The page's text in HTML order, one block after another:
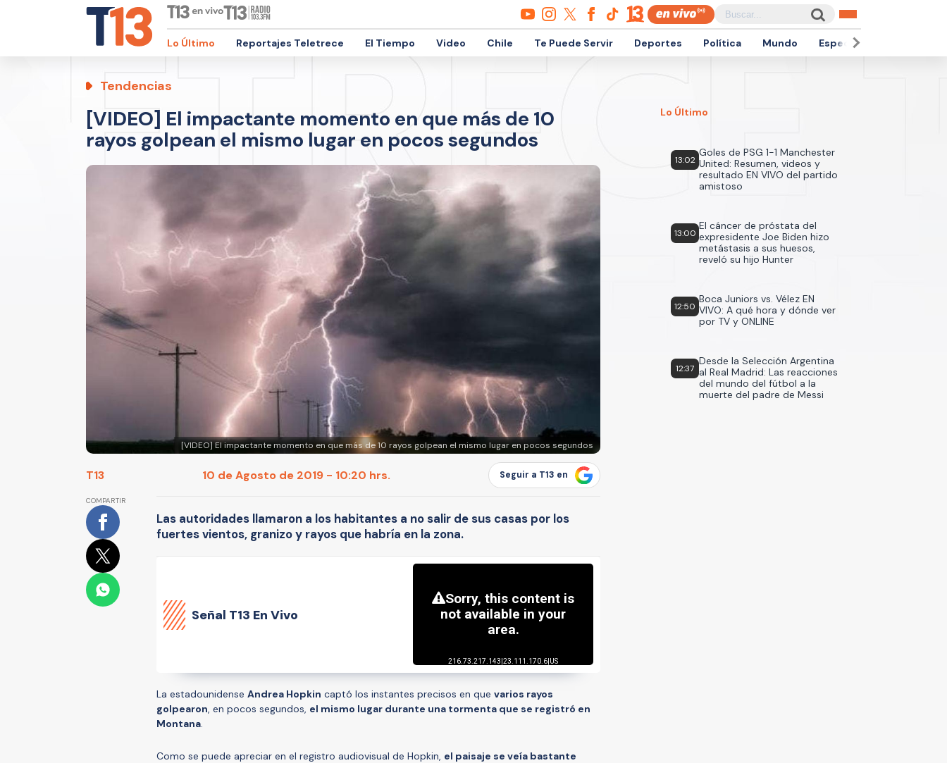
Lo Último Reportajes Teletrece El Tiempo Video Chile Te Puede Servir Deportes Política Mundo Espectáculos
Tendencias
[VIDEO] El impactante momento en que más de 10
rayos golpean el mismo lugar en pocos segundos
[VIDEO] El impactante momento en que más de 10 rayos golpean el mismo lugar en pocos segundos
T13 10 de Agosto de 2019 - 10:20 hrs. Seguir a T13 en
COMPARTIR
Las autoridades llamaron a los habitantes a no salir de sus casas por los
fuertes vientos, granizo y rayos que habría en la zona.
Señal T13 En Vivo
La estadounidense Andrea Hopkin captó los instantes precisos en que varios rayos
golpearon, en pocos segundos, el mismo lugar durante una tormenta que se registró en
Montana.
Como se puede apreciar en el registro audiovisual de Hopkin, el paisaje se veía bastante
Lo Último
13:02
Goles de PSG 1-1 Manchester
United: Resumen, videos y
resultado EN VIVO del partido
amistoso
13:00
El cáncer de próstata del
expresidente Joe Biden hizo
metástasis a sus huesos,
reveló su hijo Hunter
12:50
Boca Juniors vs. Vélez EN
VIVO: A qué hora y dónde ver
por TV y ONLINE
12:37
Desde la Selección Argentina
al Real Madrid: Las reacciones
del mundo del fútbol a la
muerte del padre de Messi